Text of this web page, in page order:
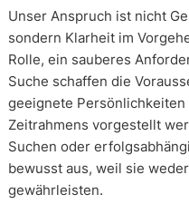
Unser Anspruch ist nicht
sondern Klarheit im
Rolle, ein sauberes
Suche schaffen die
geeignete
Zeitrahmens vorgestellt
Suchen oder
bewusst aus, weil sie
gewährleisten.